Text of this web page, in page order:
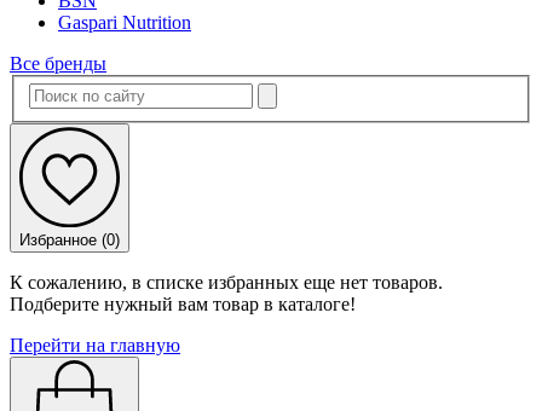
Gaspari Nutrition
Все бренды
Избранное (0)
К сожалению, в списке избранных еще нет товаров.
Подберите нужный вам товар в каталоге!
Перейти на главную